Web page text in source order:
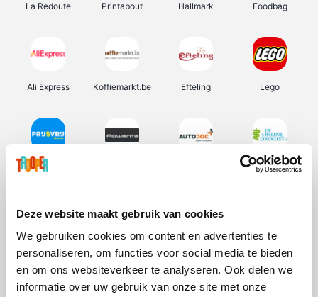
Deze website maakt gebruik van cookies
We gebruiken cookies om content en advertenties te
personaliseren, om functies voor social media te bieden
en om ons websiteverkeer te analyseren. Ook delen we
informatie over uw gebruik van onze site met onze
La Redoute Printabout Hallmark Foodbag
Ali Express Koffiemarkt.be Efteling Lego
Prijsvrij De Online Drogist
Vidaxl Lampenlicht.be Adidas Hotels.com